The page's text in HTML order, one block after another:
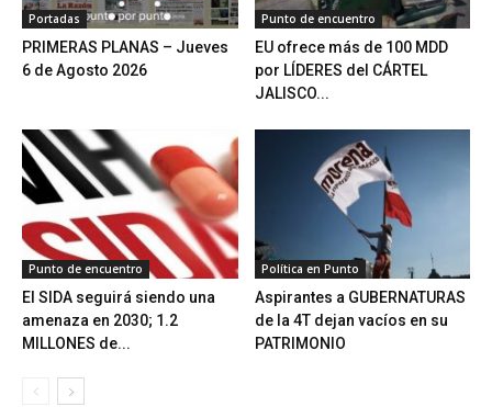
Portadas
PRIMERAS PLANAS – Jueves
6 de Agosto 2026
Punto de encuentro
EU ofrece más de 100 MDD
por LÍDERES del CÁRTEL
JALISCO...
Punto de encuentro
El SIDA seguirá siendo una
amenaza en 2030; 1.2
MILLONES de...
Política en Punto
Aspirantes a GUBERNATURAS
de la 4T dejan vacíos en su
PATRIMONIO